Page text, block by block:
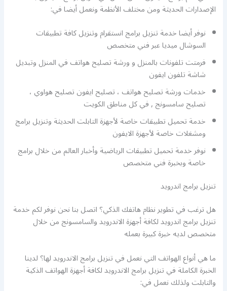
الإصدارات الحديثة ومن مختلف الأنظمة ونعمل أيضا في:
نوفر أيضا خدمة تنزيل برامج انستقرام وتنزيل كافة تطبيقات
السوشال ميديا عبر فني متخصص
فرمتت تلفونات بالمنزل و ورشة تصليح هواتف في المنزل وتبديل
شاشة تلفون ايفون
خدمات ورشة تصليح هواتف ، تصليح ايفون تصليح هواوي ،
تصليح سامسونج , في كل مناطق الكويت
خدمة تحميل تطبيقات خاصة لأجهزة التابلت الحديثة وتنزيل برامج
ومشغلات خاصة لأجهزة الايفون
نوفر خدمة تحميل تطبيقات الرياضية وأخبار العالم من خلال برامج
خاصة وبخبرة فني متخصص
تنزيل برامج اندرويد
هل ترغب في تطوير نظام هاتفك الذكي؟ اتصل بنا نحن نوفر لكم خدمة
تنزيل برامج اندرويد لكافة أجهزة الاندرويد والسامسونج من خلال
متخصص لديه خبرة كبيرة بعمله
ما هي أنواع الهواتف التي نعمل في تنزيل برامج الاندرويد لها؟ لدينا
الخبرة الكاملة في تنزيل برامج الاندرويد لكافة أجهزة الهواتف الذكية
والتابلت ولذلك نعمل في: